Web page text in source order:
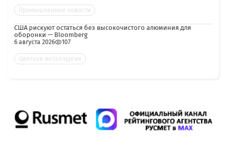
Промышленные новости
США рискуют остаться без высокочистого алюминия для
оборонки — Bloomberg
6 августа 2026 107
Цветная металлургия